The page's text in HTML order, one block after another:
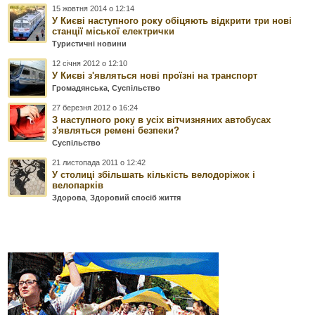
15 жовтня 2014 о 12:14
У Києві наступного року обіцяють відкрити три нові
станції міської електрички
Туристичні новини
12 січня 2012 о 12:10
У Києві з'являться нові проїзні на транспорт
Громадянська ,Суспільство
27 березня 2012 о 16:24
З наступного року в усіх вітчизняних автобусах
з'являться ремені безпеки?
Суспільство
21 листопада 2011 о 12:42
У столиці збільшать кількість велодоріжок і
велопарків
Здорова ,Здоровий спосіб життя